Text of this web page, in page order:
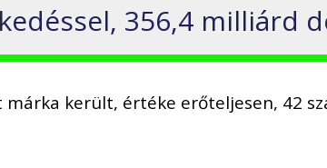
356,4 milliárd
került, értéke erőteljesen, 42